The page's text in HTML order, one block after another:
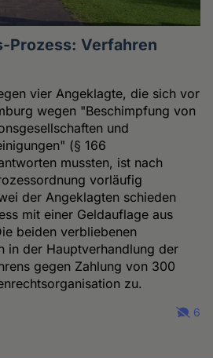
Prozess: Verfahren
vier Angeklagte, die sich vor
wegen "Beschimpfung von
und
(§ 166
mussten, ist nach
vorläufig
der Angeklagten schieden
mit einer Geldauflage aus
beiden verbliebenen
in der Hauptverhandlung der
gegen Zahlung von 300
zu.
6